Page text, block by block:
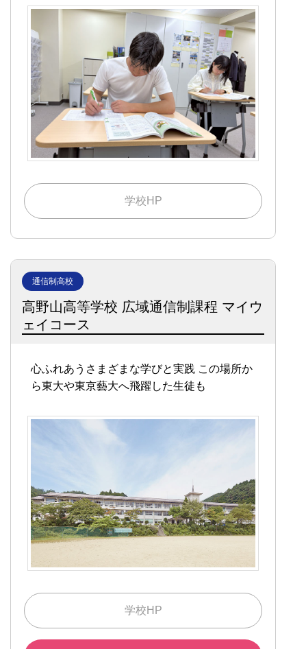
学校HP
通信制高校
高野山高等学校 広域通信制課程 マイウ
ェイコース
心ふれあうさまざまな学びと実践 この場所か
ら東大や東京藝大へ飛躍した生徒も
学校HP